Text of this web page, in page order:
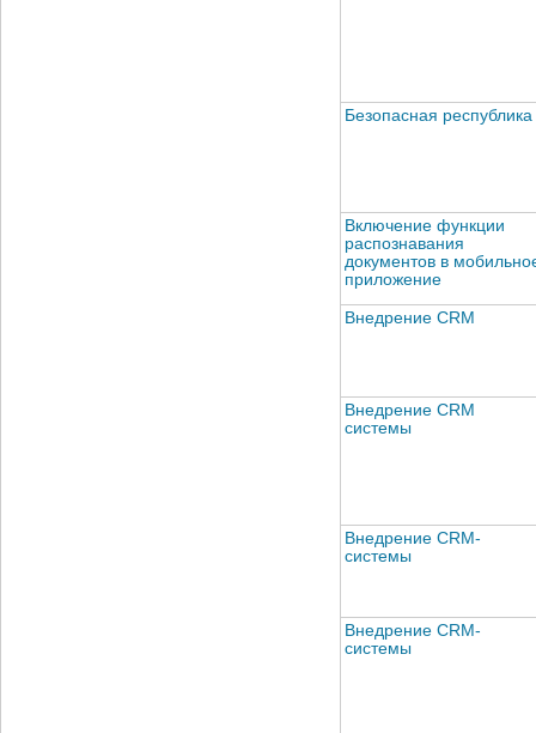
Безопасная республика
Включение функции
распознавания
документов в
приложение
Внедрение CRM
Внедрение CRM
системы
Внедрение CRM-
системы
Внедрение CRM-
системы